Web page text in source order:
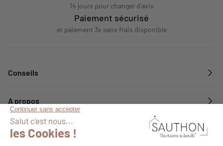
14 jours pour changer d'avis
Paiement sécurisé
et paiement 3x sans frais disponible
Conseils
A propos
Services